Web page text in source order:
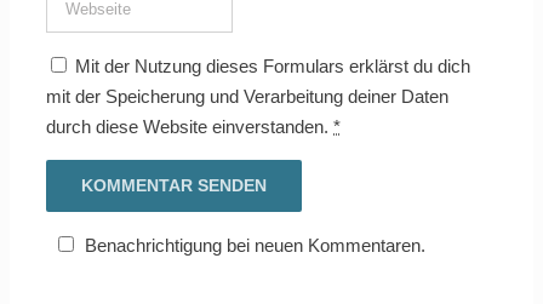
Mit der Nutzung dieses Formulars erklärst du dich
mit der Speicherung und Verarbeitung deiner Daten
durch diese Website einverstanden. *
Benachrichtigung bei neuen Kommentaren.